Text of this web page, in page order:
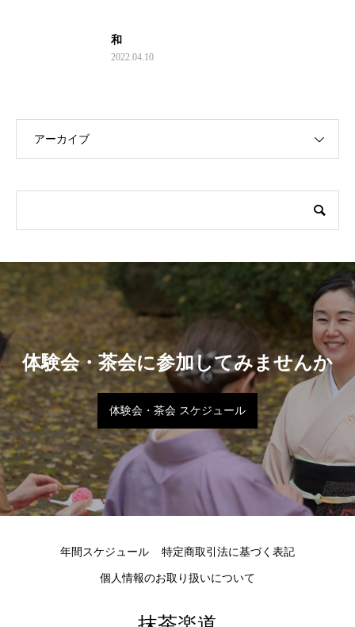
和
2022.04.10
アーカイブ
体験会・茶会に参加してみませんか
体験会・茶会 スケジュール
年間スケジュール 特定商取引法に基づく表記
個人情報のお取り扱いについて